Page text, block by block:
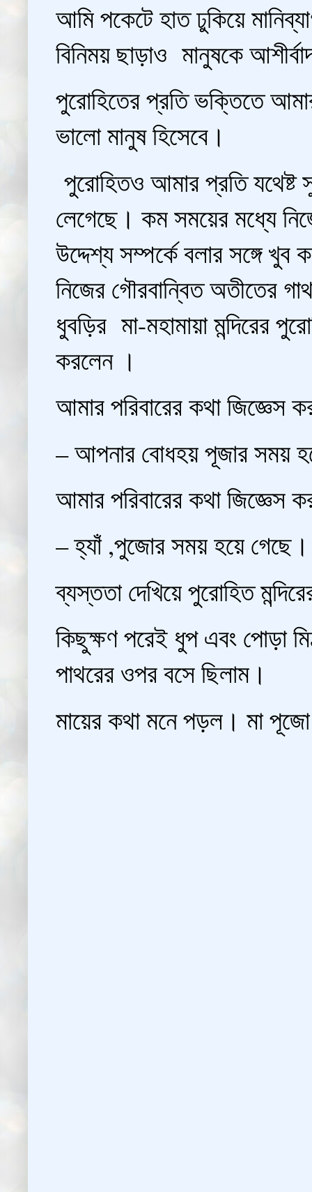
আমি পকেটে হাত ঢুকিয়ে
বিনিময় ছাড়াও মানুষকে
পুরোহিতের প্রতি ভক্তিতে
ভালো মানুষ হিসেবে।
পুরোহিতও আমার প্রতি
লেগেছে। কম সময়ের মধ্যে
উদ্দেশ্য সম্পর্কে বলার সঙ্গে খুব
নিজের গৌরবান্বিত অতীতের
ধুবড়ির মা-মহামায়া মন্দিরের
করলেন ।
আমার পরিবারের কথা জিজ্ঞেস
– আপনার বোধহয় পূজার সময়
আমার পরিবারের কথা জিজ্ঞেস
– হ্যাঁ ,পুজোর সময় হয়ে
ব্যস্ততা দেখিয়ে পুরোহিত
কিছুক্ষণ পরেই ধুপ এবং পোড়া
পাথরের ওপর বসে ছিলাম।
মায়ের কথা মনে পড়ল। মা